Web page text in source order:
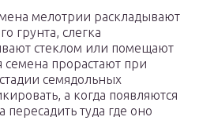
мелотрии раскладывают
грунта, слегка
стеклом или помещают
семена прорастают при
семядольных
а когда появляются
пересадить туда где оно